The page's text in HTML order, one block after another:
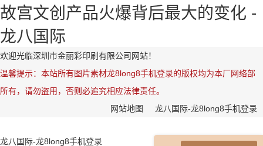
故宫文创产品火爆背后最大的变化 -
龙八国际
欢迎光临深圳市金丽彩印刷有限公司网站！
温馨提示：本站所有图片素材龙8long8手机登录的版权均为本厂网络部
所有，请勿盗用，否则必追究相应法律责任。
网站地图
龙八国际-龙8long8手机登录
龙八国际-龙8long8手机登录